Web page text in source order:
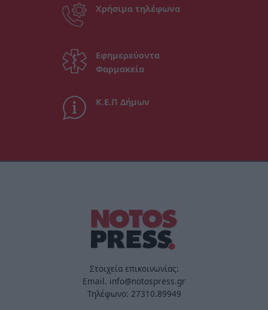
Χρήσιμα τηλέφωνα
Εφημερεύοντα
Φαρμακεία
Κ.Ε.Π Δήμων
Στοιχεία επικοινωνίας:
Email. info@notospress.gr
Τηλέφωνο: 27310.89949